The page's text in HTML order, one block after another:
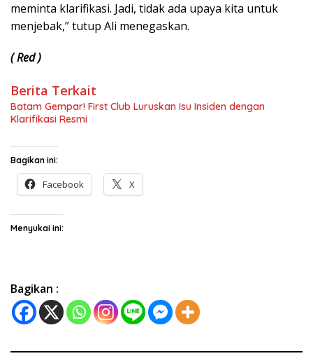
meminta klarifikasi. Jadi, tidak ada upaya kita untuk
menjebak,” tutup Ali menegaskan.
( Red )
Berita Terkait
Batam Gempar! First Club Luruskan Isu Insiden dengan
Klarifikasi Resmi
Bagikan ini:
Facebook X
Menyukai ini:
Bagikan :